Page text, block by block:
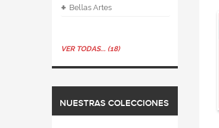
+ Bellas Artes
VER TODAS... (18)
NUESTRAS COLECCIONES